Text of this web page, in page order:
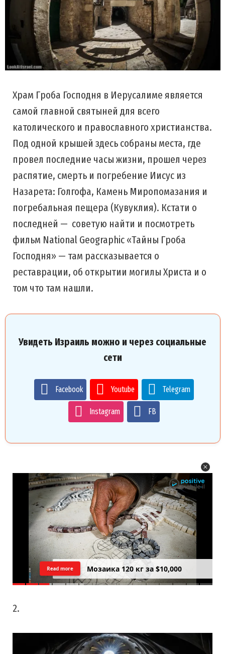
Храм Гроба Господня в Иерусалиме является
самой главной святыней для всего
католического и православного христианства.
Под одной крышей здесь собраны места, где
провел последние часы жизни, прошел через
распятие, смерть и погребение Иисус из
Назарета: Голгофа, Камень Миропомазания и
погребальная пещера (Кувуклия). Кстати о
последней — советую найти и посмотреть
фильм National Geographic «Тайны Гроба
Господня» — там рассказывается о
реставрации, об открытии могилы Христа и о
том что там нашли.
Увидеть Израиль можно и через социальные
сети
Facebook Youtube Telegram
Instagram FB
Цреда — Самарийский вид на
закатний Тель Авив
Read more
2.